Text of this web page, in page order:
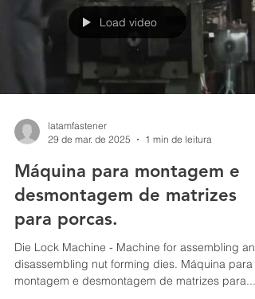
Load video
29 de mar. de 2025
1 min de leitura
Máquina para montagem e
desmontagem de matrizes
para porcas.
Die Lock Machine - Machine for assembling and